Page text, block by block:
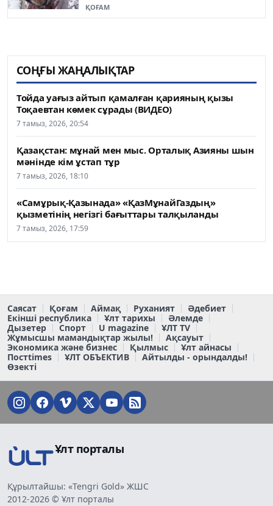
ҚОҒАМ
СОҢҒЫ ЖАҢАЛЫҚТАР
Тойда уағыз айтып қамалған қарияның қызы
Тоқаевтан көмек сұрады (ВИДЕО)
7 тамыз, 2026, 20:54
Қазақстан: мұнай мен мыс. Орталық Азияны шын
мәнінде кім ұстап тұр
7 тамыз, 2026, 18:10
«Самұрық-Қазынада» «ҚазМұнайГаздың»
қызметінің негізгі бағыттары талқыланды
7 тамыз, 2026, 17:59
Саясат Қоғам Аймақ Руханият
Әдебиет
Екінші республика
Ұлт тарихы
Әлемде
Дызетер
Спорт U magazine
ҰЛТ TV
Жұмысшы мамандықтар жылы!
Ақсауыт
Экономика және бизнес
Қылмыс
Ұлт айнасы
Постtimes
ҰЛТ ОБЪЕКТИВ
Айтылды - орындалды!
Өзекті
Ұлт порталы
Құрылтайшы: «Tengri Gold» ЖШС
2012-2026 © Ұлт порталы